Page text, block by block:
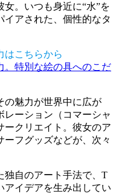
。いつも身近に“水”を
イアされた、個性的なタ
はこちらから
。特別な絵の具へのこだ
の魅力が世界中に広が
レーション（コマーシャ
ークリエイト。彼女のア
フグッズなどが、次々
独自のアート手法で、T
アイデアを生み出してい